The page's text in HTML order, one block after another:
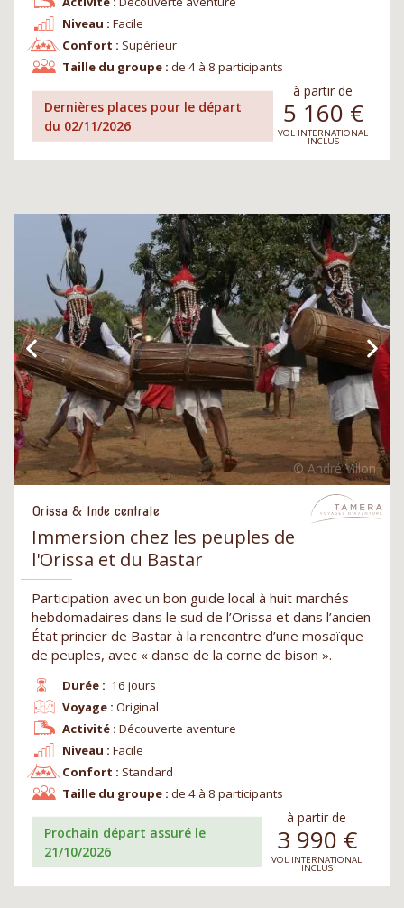
Niveau : Facile
Confort : Supérieur
Taille du groupe : de 4 à 8 participants
Dernières places pour le départ
du 02/11/2026
à partir de
5 160 €
VOL INTERNATIONAL
INCLUS
Orissa & Inde centrale
Immersion chez les peuples de
l'Orissa et du Bastar
Participation avec un bon guide local à huit marchés
hebdomadaires dans le sud de l’Orissa et dans l’ancien
État princier de Bastar à la rencontre d’une mosaïque
de peuples, avec « danse de la corne de bison ».
Durée : 16 jours
Niveau : Facile
Voyage : Original
Confort : Standard
Activité : Découverte aventure
Taille du groupe : de 4 à 8 participants
Prochain départ assuré le
21/10/2026
à partir de
3 990 €
VOL INTERNATIONAL
INCLUS